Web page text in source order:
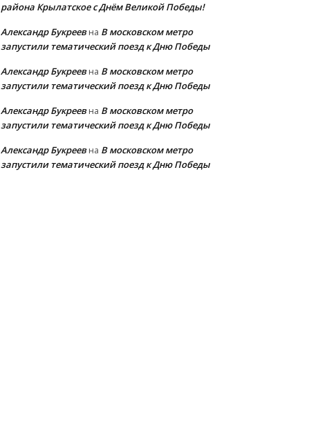
района Крылатское с Днём Великой Победы!
Александр Букреевна В московском метро
запустили тематический поезд к Дню Победы
Александр Букреевна В московском метро
запустили тематический поезд к Дню Победы
Александр Букреевна В московском метро
запустили тематический поезд к Дню Победы
Александр Букреевна В московском метро
запустили тематический поезд к Дню Победы